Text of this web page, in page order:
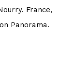
France,
Panorama.